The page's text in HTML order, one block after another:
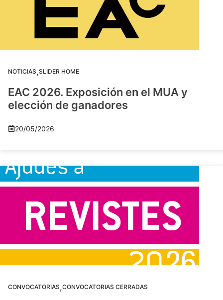
NOTICIAS,SLIDER HOME
EAC 2026. Exposición en el MUA y
elección de ganadores
20/05/2026
CONVOCATORIAS,CONVOCATORIAS CERRADAS